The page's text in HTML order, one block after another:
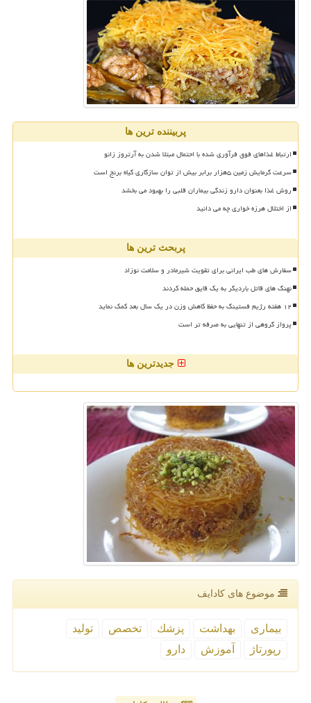
پربیننده ترین ها
ارتباط غذاهای فوق فرآوری شده با احتمال مبتلا شدن به آرتروز زانو
سرعت گرمایش زمین ۵هزار برابر بیش از توان سازگاری گیاه برنج است
روش غذا بعنوان دارو زندگی بیماران قلبی را بهبود می بخشد
از اختلال هرزه خواری چه می دانید
پربحث ترین ها
سفارش های طب ایرانی برای تقویت شیرمادر و سلامت نوزاد
نهنگ های قاتل باردیگر به یک قایق حمله کردند
۱۲ هفته رژیم فستینگ به حفظ کاهش وزن در یک سال بعد کمک نماید
پرواز گروهی از تنهایی به صرفه تر است
جدیدترین ها
موضوع های كادایف
بیماری بهداشت پزشك تخصص
تولید
رپورتاژ
آموزش دارو